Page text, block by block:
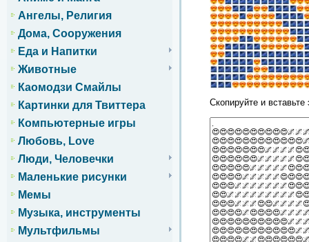
Ангелы, Религия
Дома, Сооружения
Еда и Напитки
Животные
Каомодзи Смайлы
Картинки для Твиттера
Компьютерные игры
Любовь, Love
Люди, Человечки
Маленькие рисунки
Мемы
Музыка, инструменты
Мультфильмы
Скопируйте и